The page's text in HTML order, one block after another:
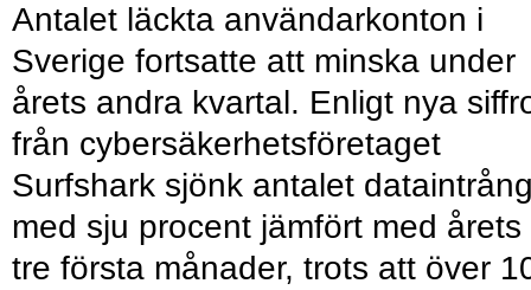
Antalet läckta användarkonton i
Sverige fortsatte att minska under
årets andra kvartal. Enligt nya
från cybersäkerhetsföretaget
Surfshark sjönk antalet
med sju procent jämfört med årets
tre första månader, trots att över